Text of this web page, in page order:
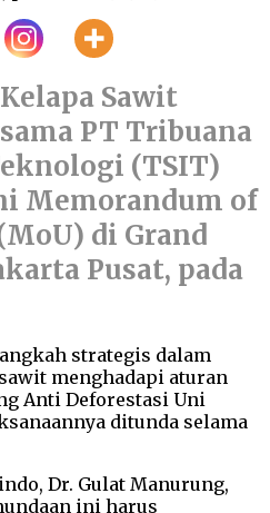
Sawit
PT Tribuana
(TSIT)
Memorandum of
di Grand
Pusat, pada
strategis dalam
menghadapi aturan
Anti Deforestasi Uni
ditunda selama
Dr. Gulat Manurung,
ini harus